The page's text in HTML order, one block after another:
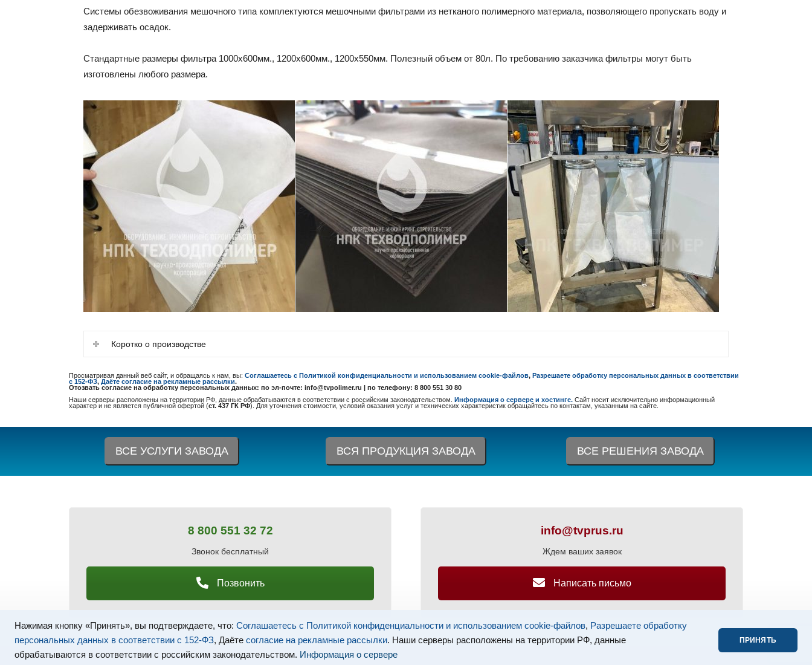
Нажимая кнопку «Принять», вы подтверждаете, что: Соглашаетесь с Политикой конфиденциальности и использованием cookie-файлов, Разрешаете обработку
персональных данных в соответствии с 152-ФЗ, Даёте согласие на рекламные рассылки. Наши серверы расположены на территории РФ, данные
обрабатываются в соответствии с российским законодательством. Информация о сервере
ПРИНЯТЬ
Системы обезвоживания мешочного типа комплектуются мешочными фильтрами из нетканого полимерного материала, позволяющего пропускать воду и
задерживать осадок.
Стандартные размеры фильтра 1000х600мм., 1200х600мм., 1200х550мм. Полезный объем от 80л. По требованию заказчика фильтры могут быть
изготовлены любого размера.
Коротко о производстве
Просматривая данный веб сайт, и обращаясь к нам, вы: Соглашаетесь с Политикой конфиденциальности и использованием cookie-файлов, Разрешаете обработку персональных данных в соответствии
с 152-ФЗ, Даёте согласие на рекламные рассылки.
Отозвать согласие на обработку персональных данных: по эл-почте: info@tvpolimer.ru | по телефону: 8 800 551 30 80
Наши серверы расположены на территории РФ, данные обрабатываются в соответствии с российским законодательством. Информация о сервере и хостинге. Сайт носит исключительно информационный
характер и не является публичной офертой (ст. 437 ГК РФ). Для уточнения стоимости, условий оказания услуг и технических характеристик обращайтесь по контактам, указанным на сайте.
ВСЕ УСЛУГИ ЗАВОДА ВСЯ ПРОДУКЦИЯ ЗАВОДА ВСЕ РЕШЕНИЯ ЗАВОДА
8 800 551 32 72
Звонок бесплатный
Позвонить
info@tvprus.ru
Ждем ваших заявок
Написать письмо